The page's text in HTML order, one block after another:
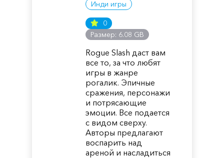
Инди игры
0
Размер: 6.08 GB
Rogue Slash даст вам
все то, за что любят
игры в жанре
рогалик. Эпичные
сражения, персонажи
и потрясающие
эмоции. Все подается
с видом сверху.
Авторы предлагают
воспарить над
ареной и насладиться